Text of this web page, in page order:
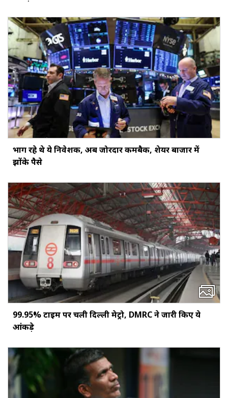
भाग रहे थे ये निवेशक, अब जोरदार कमबैक, शेयर बाजार में
झोंके पैसे
99.95% टाइम पर चली दिल्ली मेट्रो, DMRC ने जारी किए ये
आंकड़े